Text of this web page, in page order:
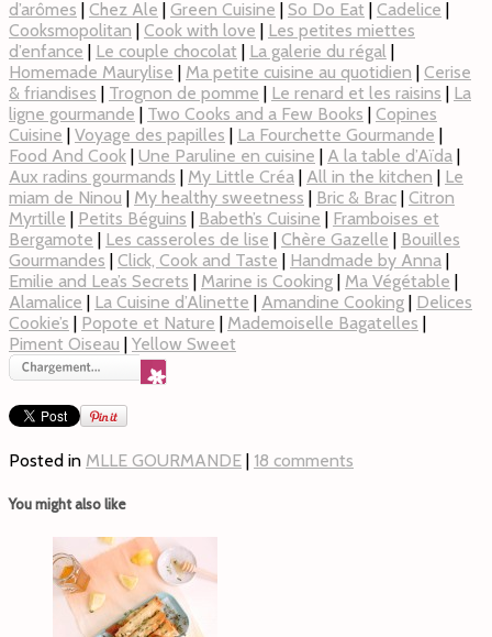
d’arômes | Chez Ale | Green Cuisine | So Do Eat | Cadelice |
Cooksmopolitan | Cook with love | Les petites miettes
d’enfance | Le couple chocolat | La galerie du régal |
Homemade Maurylise | Ma petite cuisine au quotidien | Cerise
& friandises | Trognon de pomme | Le renard et les raisins | La
ligne gourmande | Two Cooks and a Few Books | Copines
Cuisine | Voyage des papilles | La Fourchette Gourmande |
Food And Cook | Une Paruline en cuisine | A la table d’Aïda |
Aux radins gourmands | My Little Créa | All in the kitchen | Le
miam de Ninou | My healthy sweetness | Bric & Brac | Citron
Myrtille | Petits Béguins | Babeth’s Cuisine | Framboises et
Bergamote | Les casseroles de lise | Chère Gazelle | Bouilles
Gourmandes | Click, Cook and Taste | Handmade by Anna |
Emilie and Lea’s Secrets | Marine is Cooking | Ma Végétable |
Alamalice | La Cuisine d’Alinette | Amandine Cooking | Delices
Cookie’s | Popote et Nature | Mademoiselle Bagatelles |
Piment Oiseau | Yellow Sweet
Posted in MLLE GOURMANDE | 18 comments
You might also like